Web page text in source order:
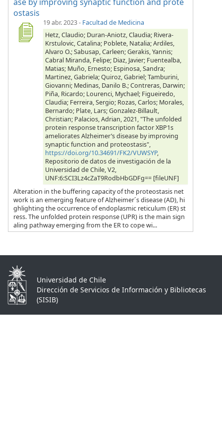
ostasis
19 abr. 2023- Facultad de Medicina
Hetz, Claudio; Duran-Aniotz, Claudia; Rivera-
Krstulovic, Catalina; Poblete, Natalia; Ardiles,
Alvaro O.; Sabusap, Carleen; Gerakis, Yannis;
Cabral Miranda, Felipe; Diaz, Javier; Fuentealba,
Matias; Muño, Ernesto; Espinosa, Sandra;
Martinez, Gabriela; Quiroz, Gabriel; Tamburini,
Giovanni; Medinas, Danilo B.; Contreras, Darwin;
Piña, Ricardo; Lourenci, Mychael; Figueiredo,
Claudia; Ferreira, Sergio; Rozas, Carlos; Morales,
Bernardo; Plate, Lars; Gonzalez-Billault,
Christian; Palacios, Adrian, 2021, "The unfolded
protein response transcription factor XBP1s
ameliorates Alzheimer’s disease by improving
synaptic function and proteostasis",
https://doi.org/10.34691/FK2/VUWSYP,
Repositorio de datos de investigación de la
Universidad de Chile, V2,
UNF:6:SCI3Lz4cZaT9RodbHbGDFg== [fileUNF]
Alteration in the buffering capacity of the proteostasis net
work is an emerging feature of Alzheimer´s disease (AD), hi
ghlighting the occurrence of endoplasmic reticulum (ER) st
ress. The unfolded protein response (UPR) is the main sign
aling pathway emerging from the ER to cope wi...
Universidad de Chile
Dirección de Servicios de Información y Bibliotecas
(SISIB)